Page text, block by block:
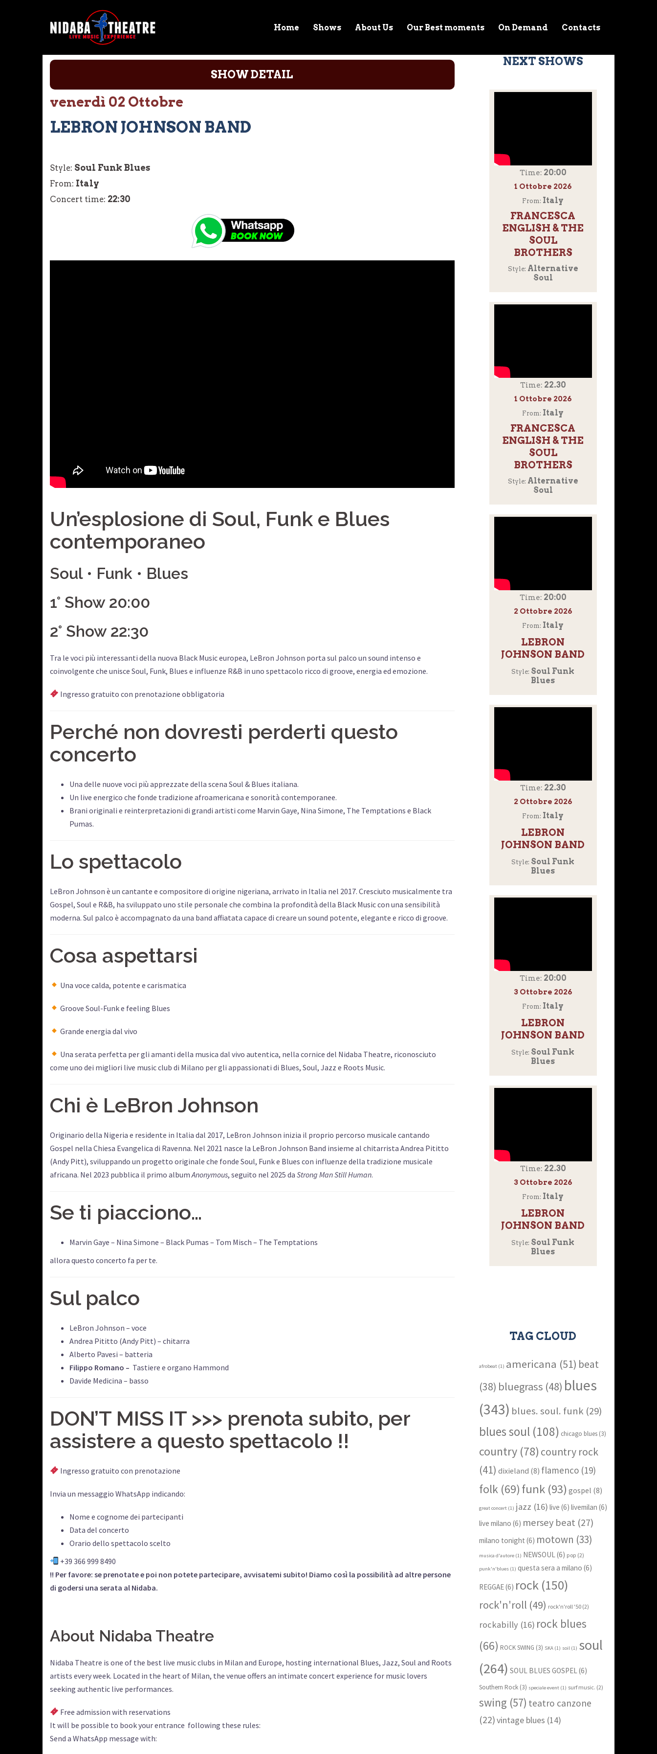
Home Shows About Us Our Best moments On Demand Contacts
SHOW DETAIL
venerdì 02 Ottobre
LEBRON JOHNSON BAND
Style: Soul Funk Blues
From: Italy
Concert time: 22:30
Un’esplosione di Soul, Funk e Blues
contemporaneo
Soul • Funk • Blues
1° Show 20:00
2° Show 22:30
Tra le voci più interessanti della nuova Black Music europea, LeBron Johnson porta sul palco un sound intenso e
coinvolgente che unisce Soul, Funk, Blues e influenze R&B in uno spettacolo ricco di groove, energia ed emozione.
Ingresso gratuito con prenotazione obbligatoria
Perché non dovresti perderti questo
concerto
Una delle nuove voci più apprezzate della scena Soul & Blues italiana.
Un live energico che fonde tradizione afroamericana e sonorità contemporanee.
Brani originali e reinterpretazioni di grandi artisti come Marvin Gaye, Nina Simone, The Temptations e Black
Pumas.
Lo spettacolo
LeBron Johnson è un cantante e compositore di origine nigeriana, arrivato in Italia nel 2017. Cresciuto musicalmente tra
Gospel, Soul e R&B, ha sviluppato uno stile personale che combina la profondità della Black Music con una sensibilità
moderna. Sul palco è accompagnato da una band affiatata capace di creare un sound potente, elegante e ricco di groove.
Cosa aspettarsi
Una voce calda, potente e carismatica
Groove Soul-Funk e feeling Blues
Grande energia dal vivo
Una serata perfetta per gli amanti della musica dal vivo autentica, nella cornice del Nidaba Theatre, riconosciuto
come uno dei migliori live music club di Milano per gli appassionati di Blues, Soul, Jazz e Roots Music.
Chi è LeBron Johnson
Originario della Nigeria e residente in Italia dal 2017, LeBron Johnson inizia il proprio percorso musicale cantando
Gospel nella Chiesa Evangelica di Ravenna. Nel 2021 nasce la LeBron Johnson Band insieme al chitarrista Andrea Pititto
(Andy Pitt), sviluppando un progetto originale che fonde Soul, Funk e Blues con influenze della tradizione musicale
africana. Nel 2023 pubblica il primo album Anonymous, seguito nel 2025 da Strong Man Still Human.
Se ti piacciono…
Marvin Gaye – Nina Simone – Black Pumas – Tom Misch – The Temptations
allora questo concerto fa per te.
Sul palco
LeBron Johnson – voce
Andrea Pititto (Andy Pitt) – chitarra
Alberto Pavesi – batteria
Filippo Romano – Tastiere e organo Hammond
Davide Medicina – basso
DON’T MISS IT >>> prenota subito, per
assistere a questo spettacolo !!
Ingresso gratuito con prenotazione
Invia un messaggio WhatsApp indicando:
Nome e cognome dei partecipanti
Data del concerto
Orario dello spettacolo scelto
+39 366 999 8490
!! Per favore: se prenotate e poi non potete partecipare, avvisatemi subito! Diamo così la possibilità ad altre persone
di godersi una serata al Nidaba.
About Nidaba Theatre
Nidaba Theatre is one of the best live music clubs in Milan and Europe, hosting international Blues, Jazz, Soul and Roots
artists every week. Located in the heart of Milan, the venue offers an intimate concert experience for music lovers
seeking authentic live performances.
Free admission with reservations
It will be possible to book your entrance following these rules:
Send a WhatsApp message with:
NEXT SHOWS
Time: 20:00
1 Ottobre 2026
From: Italy
FRANCESCA
ENGLISH & THE
SOUL
BROTHERS
Style: Alternative
Soul
Time: 22.30
1 Ottobre 2026
From: Italy
FRANCESCA
ENGLISH & THE
SOUL
BROTHERS
Style: Alternative
Soul
Time: 20:00
2 Ottobre 2026
From: Italy
LEBRON
JOHNSON BAND
Style: Soul Funk
Blues
Time: 22.30
2 Ottobre 2026
From: Italy
LEBRON
JOHNSON BAND
Style: Soul Funk
Blues
Time: 20:00
3 Ottobre 2026
From: Italy
LEBRON
JOHNSON BAND
Style: Soul Funk
Blues
Time: 22.30
3 Ottobre 2026
From: Italy
LEBRON
JOHNSON BAND
Style: Soul Funk
Blues
TAG CLOUD
afrobeat(1) americana (51) beat
(38) bluegrass (48) blues
(343) blues. soul. funk (29)
blues soul(108) chicago blues(3)
country(78) country rock
(41) dixieland (8) flamenco(19)
folk(69) funk(93) gospel (8)
great concert(1) jazz (16) live (6) livemilan (6)
live milano (6) mersey beat (27)
milano tonight (6) motown (33)
musica d'autore(1) NEWSOUL(6) pop (2)
punk'n'blues(1) questa sera a milano (6)
REGGAE(6) rock(150)
rock'n'roll (49) rock'n'roll '50(2)
rockabilly(16) rock blues
(66) ROCK SWING (3) SKA(1) soil(1) soul
(264) SOUL BLUES GOSPEL(6)
Southern Rock(3) speciale event(1) surf music. (2)
swing (57) teatro canzone
(22)vintage blues (14)